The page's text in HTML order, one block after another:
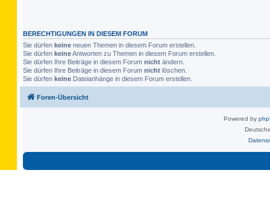
BERECHTIGUNGEN IN DIESEM FORUM
Sie dürfen keine neuen Themen in diesem Forum erstellen.
Sie dürfen keineAntworten zu Themen in diesem Forum erstellen.
Sie dürfen Ihre Beiträge in diesem Forum nicht ändern.
Sie dürfen Ihre Beiträge in diesem Forum nicht löschen.
Sie dürfen keine Dateianhänge in diesem Forum erstellen.
Foren-Übersicht
Powered by